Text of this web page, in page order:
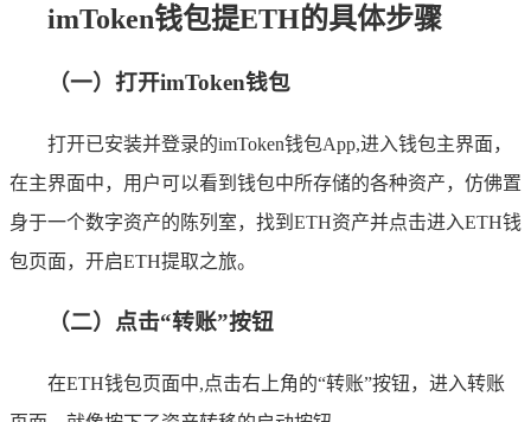
imToken钱包提ETH的具体步骤
（一）打开imToken钱包
打开已安装并登录的imToken钱包App,进入钱包主界面，
在主界面中，用户可以看到钱包中所存储的各种资产，仿佛置
身于一个数字资产的陈列室，找到ETH资产并点击进入ETH钱
包页面，开启ETH提取之旅。
（二）点击“转账”按钮
在ETH钱包页面中,点击右上角的“转账”按钮，进入转账